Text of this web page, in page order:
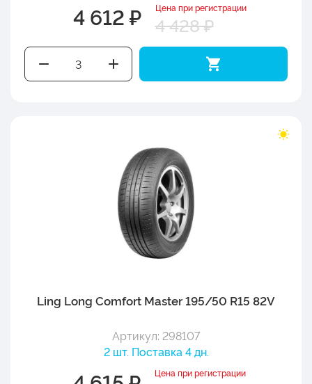
4 612 ₽ Цена при регистрации
4 428 ₽
Ling Long Comfort Master 195/50 R15 82V
Артикул: 298107
2 шт. Поставка 4 дн.
Цена при регистрации